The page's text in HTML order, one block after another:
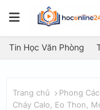
Tin Học Văn Phòng
Trang chủ Phong
Cháy Calo, Eo Thon,